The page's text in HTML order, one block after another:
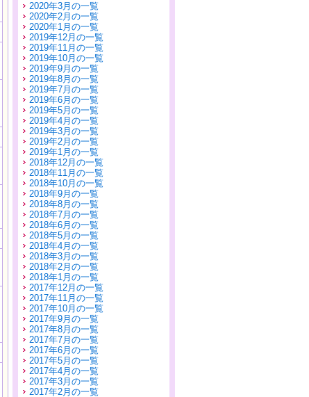
2020年3月の一覧
2020年2月の一覧
2020年1月の一覧
2019年12月の一覧
2019年11月の一覧
2019年10月の一覧
2019年9月の一覧
2019年8月の一覧
2019年7月の一覧
2019年6月の一覧
2019年5月の一覧
2019年4月の一覧
2019年3月の一覧
2019年2月の一覧
2019年1月の一覧
2018年12月の一覧
2018年11月の一覧
2018年10月の一覧
2018年9月の一覧
2018年8月の一覧
2018年7月の一覧
2018年6月の一覧
2018年5月の一覧
2018年4月の一覧
2018年3月の一覧
2018年2月の一覧
2018年1月の一覧
2017年12月の一覧
2017年11月の一覧
2017年10月の一覧
2017年9月の一覧
2017年8月の一覧
2017年7月の一覧
2017年6月の一覧
2017年5月の一覧
2017年4月の一覧
2017年3月の一覧
2017年2月の一覧